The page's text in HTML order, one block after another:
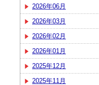
2026年06月
2026年03月
2026年02月
2026年01月
2025年12月
2025年11月